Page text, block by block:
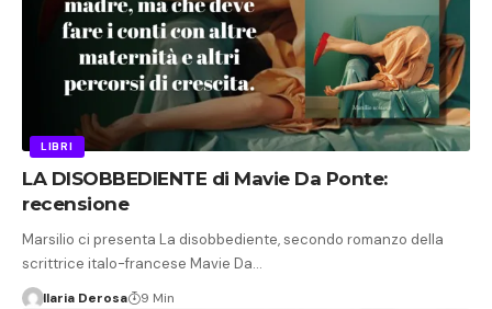
LIBRI
LA DISOBBEDIENTE di Mavie Da Ponte:
recensione
Marsilio ci presenta La disobbediente, secondo romanzo della
scrittrice italo-francese Mavie Da…
Ilaria Derosa 9 Min